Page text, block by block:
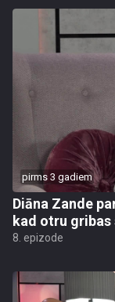
pirms 3 gadiem
Diāna Zande
kad otru gribas
8. epizode